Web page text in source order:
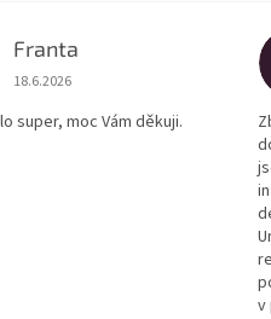
Franta
Hodnocení obchodu je 5 z 5
18.6.2026
super, moc Vám děkuji.
v